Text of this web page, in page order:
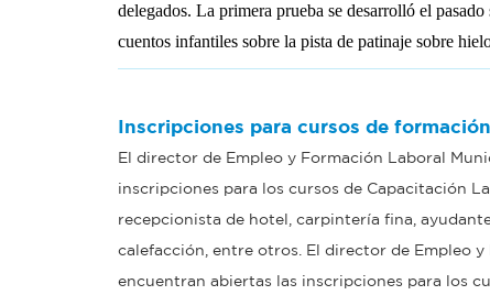
delegados. La primera prueba se desarrolló el
cuentos infantiles sobre la pista de patinaje sobre
Inscripciones para cursos de
El director de Empleo y Formación Laboral
inscripciones para los cursos de Capacitación
recepcionista de hotel, carpintería fina,
calefacción, entre otros. El director de Empleo
encuentran abiertas las inscripciones para los